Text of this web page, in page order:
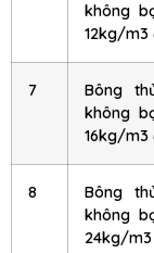
không
12kg/m3
7
Bông
không
16kg/m3
8
Bông
không
24kg/m3